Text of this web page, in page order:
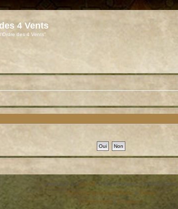
4 Vents
des 4 Vents"
Développé par phpBB ® Forum Software © phpBB Limited
Traduction française officielle ©
Qiaeru
Confidentialité
Conditions